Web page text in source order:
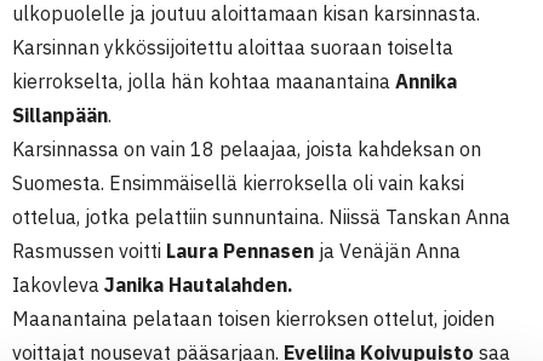
ulkopuolelle ja joutuu aloittamaan kisan karsinnasta.
Karsinnan ykkössijoitettu aloittaa suoraan toiselta
kierrokselta, jolla hän kohtaa maanantaina Annika
Sillanpään.
Karsinnassa on vain 18 pelaajaa, joista kahdeksan on
Suomesta. Ensimmäisellä kierroksella oli vain kaksi
ottelua, jotka pelattiin sunnuntaina. Niissä Tanskan Anna
Rasmussen voitti Laura Pennasen ja Venäjän Anna
Iakovleva Janika Hautalahden.
Maanantaina pelataan toisen kierroksen ottelut, joiden
voittajat nousevat pääsarjaan. Eveliina Koivupuisto saa